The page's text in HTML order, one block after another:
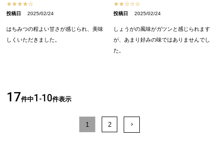
投稿日 2025/02/24
はちみつの程よい甘さが感じられ、美味
しくいただきました。
投稿日 2025/02/24
しょうがの風味がガツンと感じられます
が、あまり好みの味ではありませんでし
た。
17件中1 -10件表示
1 2